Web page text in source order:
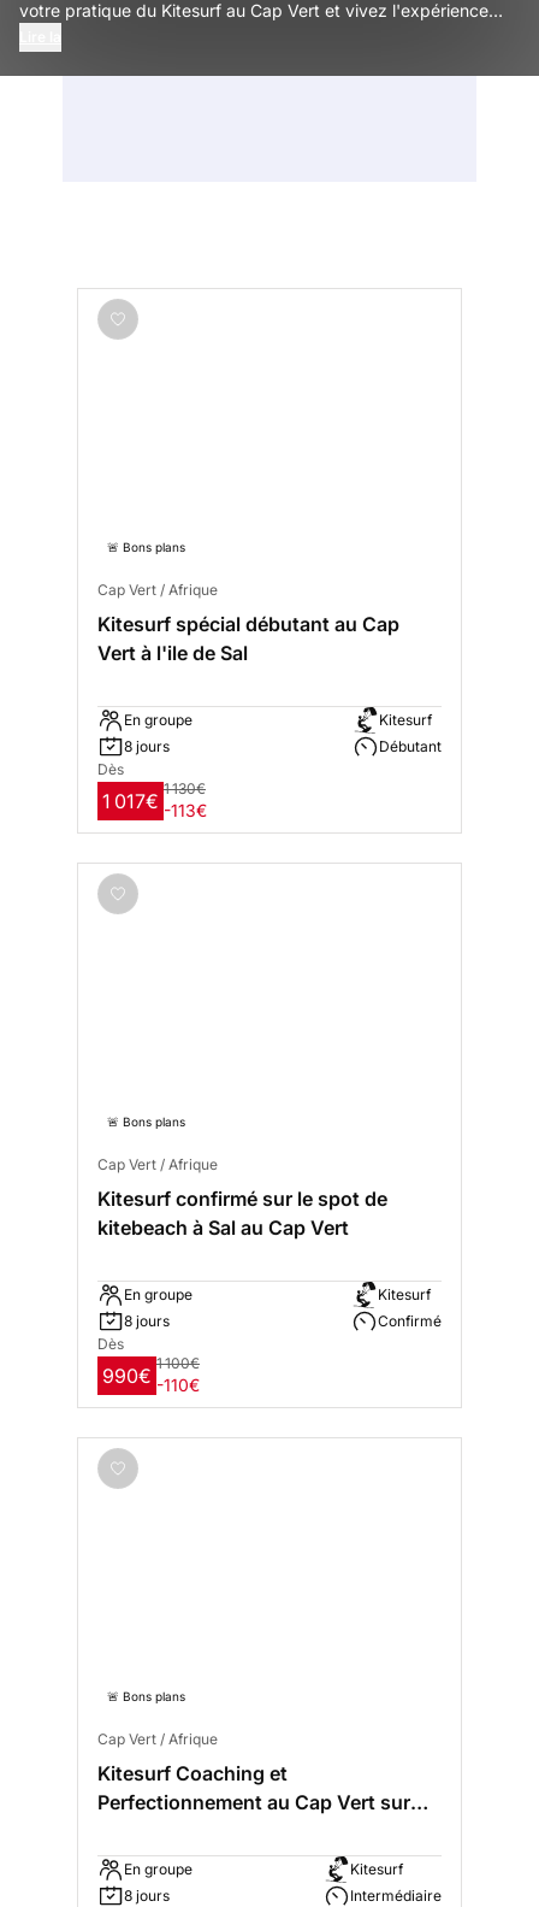
votre pratique du Kitesurf au Cap Vert et vivez l'expérience
🚨 Bons plans
Cap Vert / Afrique
Kitesurf spécial débutant au Cap
Vert à l'ile de Sal
En groupe
8 jours
Kitesurf
Débutant
Dès
1 017€
1 130€
-113€
🚨 Bons plans
Cap Vert / Afrique
Kitesurf confirmé sur le spot de
kitebeach à Sal au Cap Vert
En groupe
8 jours
Kitesurf
Confirmé
Dès
990€
1 100€
-110€
🚨 Bons plans
Cap Vert / Afrique
Kitesurf Coaching et
Perfectionnement au Cap Vert sur
En groupe
8 jours
Kitesurf
Intermédiaire